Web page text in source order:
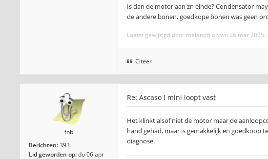
Is dan de motor aan zn einde? Condensator
de andere bonen, goedkope bonen was geen
Laatst gewijzigd door melandri op wo 26 mar
Citeer
fob
Berichten:393
Lid geworden op:do 06 apr
Re: Ascaso I mini loopt vast
Het klinkt alsof niet de motor maar de
hand gehad, maar is gemakkelijk en goedkoop
diagnose.